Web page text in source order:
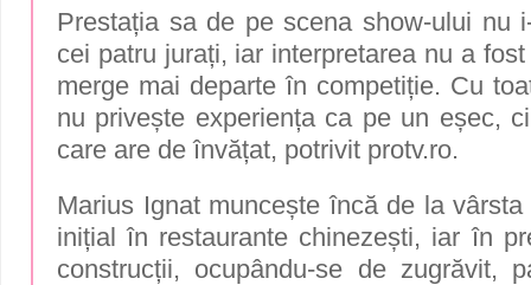
Prestația sa de pe scena show-ului nu
cei patru jurați, iar interpretarea nu a
merge mai departe în competiție. Cu
nu privește experiența ca pe un eșec,
care are de învățat, potrivit protv.ro.
Marius Ignat muncește încă de la
inițial în restaurante chinezești, iar în
construcții, ocupându-se de zugrăvit,